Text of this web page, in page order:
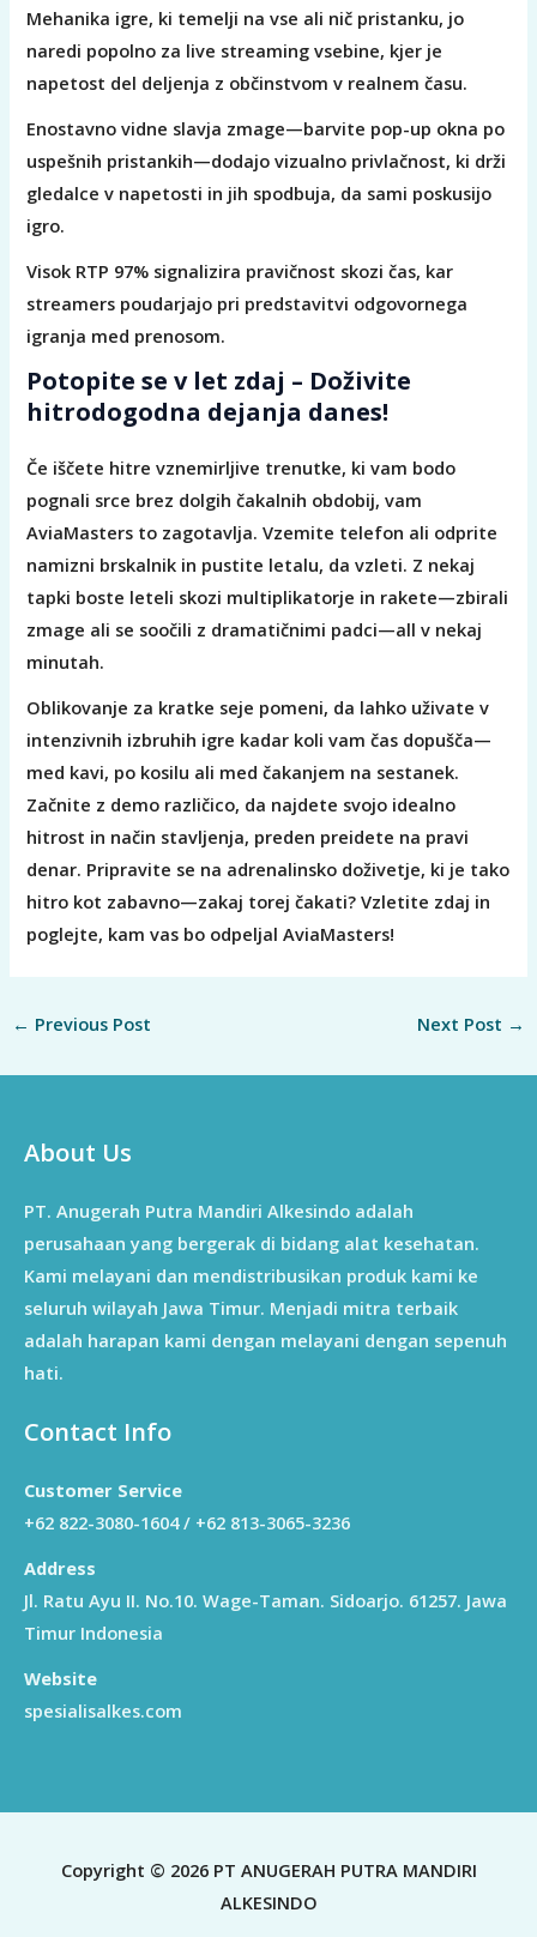
Mehanika igre, ki temelji na vse ali nič pristanku, jo
naredi popolno za live streaming vsebine, kjer je
napetost del deljenja z občinstvom v realnem času.
Enostavno vidne slavja zmage—barvite pop-up okna po
uspešnih pristankih—dodajo vizualno privlačnost, ki drži
gledalce v napetosti in jih spodbuja, da sami poskusijo
igro.
Visok RTP 97% signalizira pravičnost skozi čas, kar
streamers poudarjajo pri predstavitvi odgovornega
igranja med prenosom.
Potopite se v let zdaj – Doživite
hitrodogodna dejanja danes!
Če iščete hitre vznemirljive trenutke, ki vam bodo
pognali srce brez dolgih čakalnih obdobij, vam
AviaMasters to zagotavlja. Vzemite telefon ali odprite
namizni brskalnik in pustite letalu, da vzleti. Z nekaj
tapki boste leteli skozi multiplikatorje in rakete—zbirali
zmage ali se soočili z dramatičnimi padci—all v nekaj
minutah.
Oblikovanje za kratke seje pomeni, da lahko uživate v
intenzivnih izbruhih igre kadar koli vam čas dopušča—
med kavi, po kosilu ali med čakanjem na sestanek.
Začnite z demo različico, da najdete svojo idealno
hitrost in način stavljenja, preden preidete na pravi
denar. Pripravite se na adrenalinsko doživetje, ki je tako
hitro kot zabavno—zakaj torej čakati? Vzletite zdaj in
poglejte, kam vas bo odpeljal AviaMasters!
← Previous Post Next Post →
About Us
PT. Anugerah Putra Mandiri Alkesindo adalah
perusahaan yang bergerak di bidang alat kesehatan.
Kami melayani dan mendistribusikan produk kami ke
seluruh wilayah Jawa Timur. Menjadi mitra terbaik
adalah harapan kami dengan melayani dengan sepenuh
hati.
Contact Info
Customer Service
+62 822-3080-1604 / +62 813-3065-3236
Address
Jl. Ratu Ayu II. No.10. Wage-Taman. Sidoarjo. 61257. Jawa
Timur Indonesia
Website
spesialisalkes.com
Copyright © 2026 PT ANUGERAH PUTRA MANDIRI
ALKESINDO